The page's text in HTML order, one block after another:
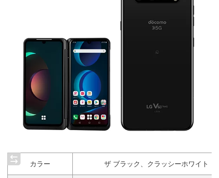
カラー ザ ブラック、クラッシーホワイト